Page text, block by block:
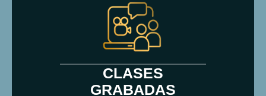
CLASES
GRABADAS